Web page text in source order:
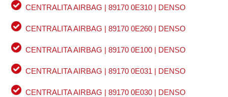
CENTRALITA AIRBAG | 89170 0E310 | DENSO
CENTRALITA AIRBAG | 89170 0E260 | DENSO
CENTRALITA AIRBAG | 89170 0E100 | DENSO
CENTRALITA AIRBAG | 89170 0E031 | DENSO
CENTRALITA AIRBAG | 89170 0E030 | DENSO